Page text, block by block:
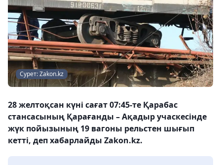
Сурет: Zakon.kz
28 желтоқсан күні сағат 07:45-те Қарабас
стансасының Қарағанды – Ақадыр учаскесінде
жүк пойызының 19 вагоны рельстен шығып
кетті, деп хабарлайды Zakon.kz.